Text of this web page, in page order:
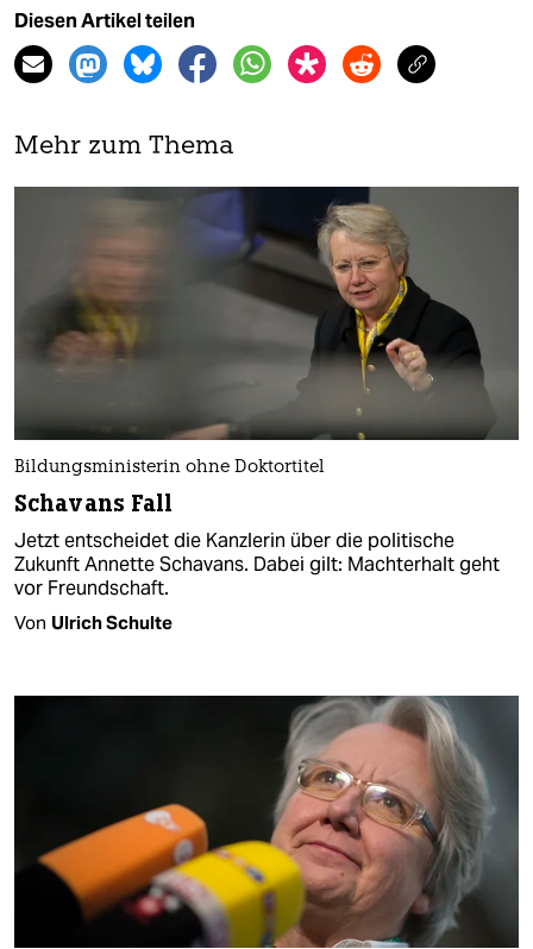
Diesen Artikel teilen
Mehr zum Thema
Bildungsministerin ohne Doktortitel
Schavans Fall
Jetzt entscheidet die Kanzlerin über die politische
Zukunft Annette Schavans. Dabei gilt: Machterhalt geht
vor Freundschaft.
Von Ulrich Schulte